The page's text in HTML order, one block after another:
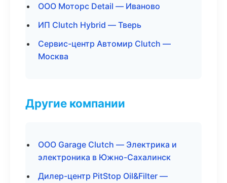
ООО Моторс Detail — Иваново
ИП Clutch Hybrid — Тверь
Сервис-центр Автомир Clutch —
Москва
Другие компании
ООО Garage Clutch — Электрика и
электроника в Южно-Сахалинск
Дилер-центр PitStop Oil&Filter —